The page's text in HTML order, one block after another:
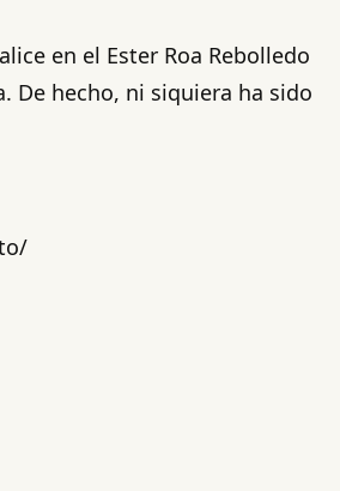
en el Ester Roa Rebolledo
De hecho, ni siquiera ha sido